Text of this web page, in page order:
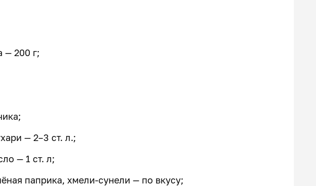
— 200 г;
— 2–3 ст. л.;
— 1 ст. л;
паприка, хмели-сунели — по вкусу;